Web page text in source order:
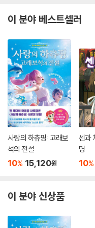
이 분야 베스트셀러
사랑의 하츄핑: 고래보
석의 전설
10% 15,120원
센과
명
10%
이 분야 신상품